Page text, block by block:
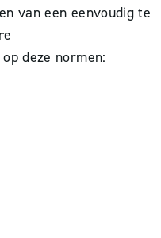
van een eenvoudig te
deze normen: